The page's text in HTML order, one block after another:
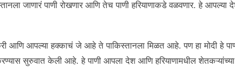
जाणारं पाणी रोखणार आणि तेच पाणी हरियाणाकडे वळवणार. हे आपल्या
आणि आपल्या हक्काचं जे आहे ते पाकिस्तानला मिळत आहे. पण हा मोदी हे
सुरुवात केली आहे. हे पाणी आपला देश आणि हरियाणामधील